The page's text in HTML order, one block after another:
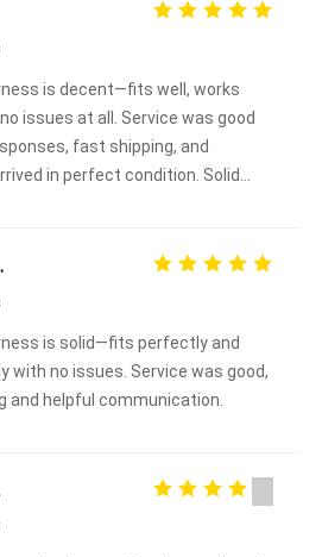
is decent—fits well, works
issues at all. Service was good
fast shipping, and
in perfect condition. Solid
is solid—fits perfectly and
with no issues. Service was good,
and helpful communication.